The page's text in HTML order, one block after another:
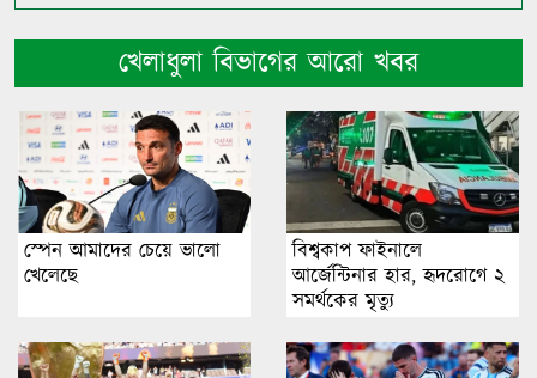
খেলাধুলা বিভাগের আরো খবর
স্পেন আমাদের চেয়ে ভালো
খেলেছে
বিশ্বকাপ ফাইনালে
আর্জেন্টিনার হার, হৃদরোগে ২
সমর্থকের মৃত্যু